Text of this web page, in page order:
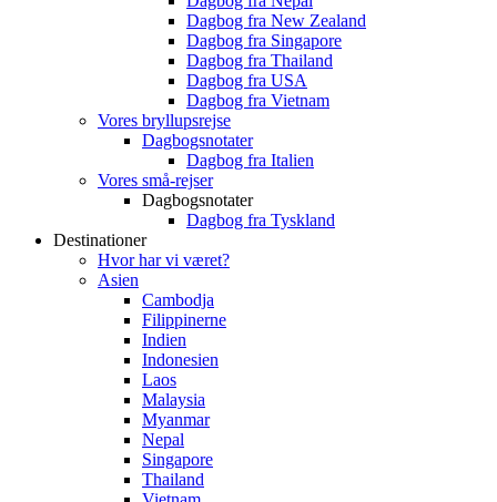
Dagbog fra New Zealand
Dagbog fra Singapore
Dagbog fra Thailand
Dagbog fra USA
Dagbog fra Vietnam
Vores bryllupsrejse
Dagbogsnotater
Dagbog fra Italien
Vores små-rejser
Dagbogsnotater
Dagbog fra Tyskland
Destinationer
Hvor har vi været?
Asien
Cambodja
Filippinerne
Indien
Indonesien
Laos
Malaysia
Myanmar
Nepal
Singapore
Thailand